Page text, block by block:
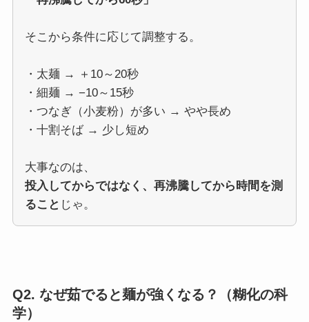
そこから条件に応じて調整する。
・太麺 → ＋10～20秒
・細麺 → −10～15秒
・つなぎ（小麦粉）が多い → やや長め
・十割そば → 少し短め
大事なのは、
投入してからではなく、再沸騰してから時間を測
ること じゃ。
Q2. なぜ茹でると麺が強くなる？（糊化の科
学）